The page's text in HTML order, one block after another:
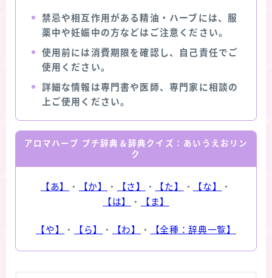
禁忌や相互作用がある精油・ハーブには、服
薬中や妊娠中の方などはご注意ください。
使用前には消費期限を確認し、自己責任でご
使用ください。
詳細な情報は専門書や医師、専門家に相談の
上ご使用ください。
アロマハーブ プチ辞典＆辞典クイズ：あいうえおリン
ク
【あ】 ・ 【か】 ・ 【さ】 ・ 【た】 ・ 【な】
・
【は】
・ 【ま】
【や】 ・ 【ら】 ・ 【わ】 ・ 【全種：辞典一覧】